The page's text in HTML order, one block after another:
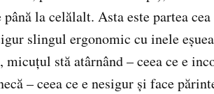
la celălalt. Asta este partea
slingul ergonomic cu inele
stă atârnând – ceea ce e
– ceea ce e nesigur și face